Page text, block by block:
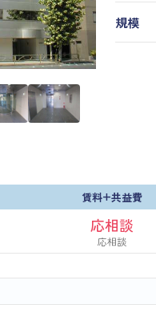
規模
賃料+共益費
応相談
応相談